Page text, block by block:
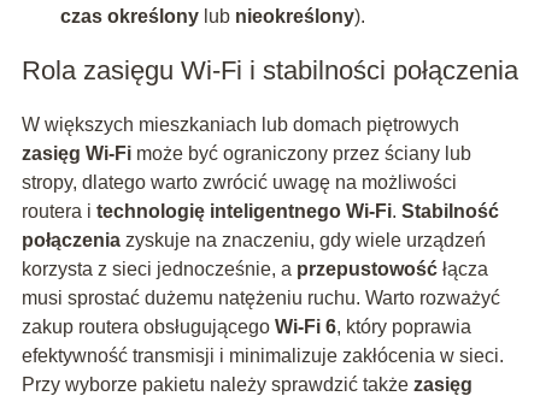
czas określonylub nieokreślony).
Rola zasięgu Wi-Fi i stabilności połączenia
W większych mieszkaniach lub domach piętrowych
zasięg Wi-Fimoże być ograniczony przez ściany lub
stropy, dlatego warto zwrócić uwagę na możliwości
routera i technologię inteligentnego Wi-Fi. Stabilność
połączeniazyskuje na znaczeniu, gdy wiele urządzeń
korzysta z sieci jednocześnie, a przepustowośćłącza
musi sprostać dużemu natężeniu ruchu. Warto rozważyć
zakup routera obsługującego Wi-Fi 6, który poprawia
efektywność transmisji i minimalizuje zakłócenia w sieci.
Przy wyborze pakietu należy sprawdzić także zasięg